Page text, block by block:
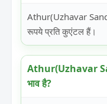
Athur(Uzhavar
रूपये प्रति कुएंटल हैं।
Athur(Uzhavar
भाव है?